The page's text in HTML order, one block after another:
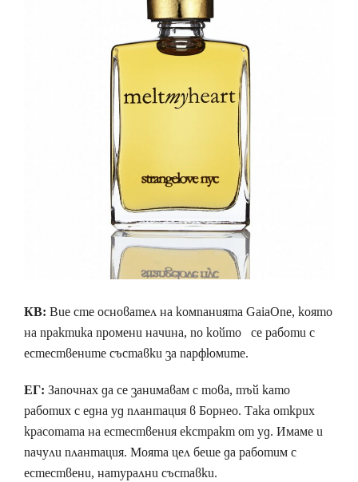
КВ: Вие сте основател на компанията GaiaOne, която
на практика промени начина, по който се работи с
естествените съставки за парфюмите.
ЕГ: Започнах да се занимавам с това, тъй като
работих с една уд плантация в Борнео. Така открих
красотата на естествения екстракт от уд. Имаме и
пачули плантация. Моята цел беше да работим с
естествени, натурални съставки.